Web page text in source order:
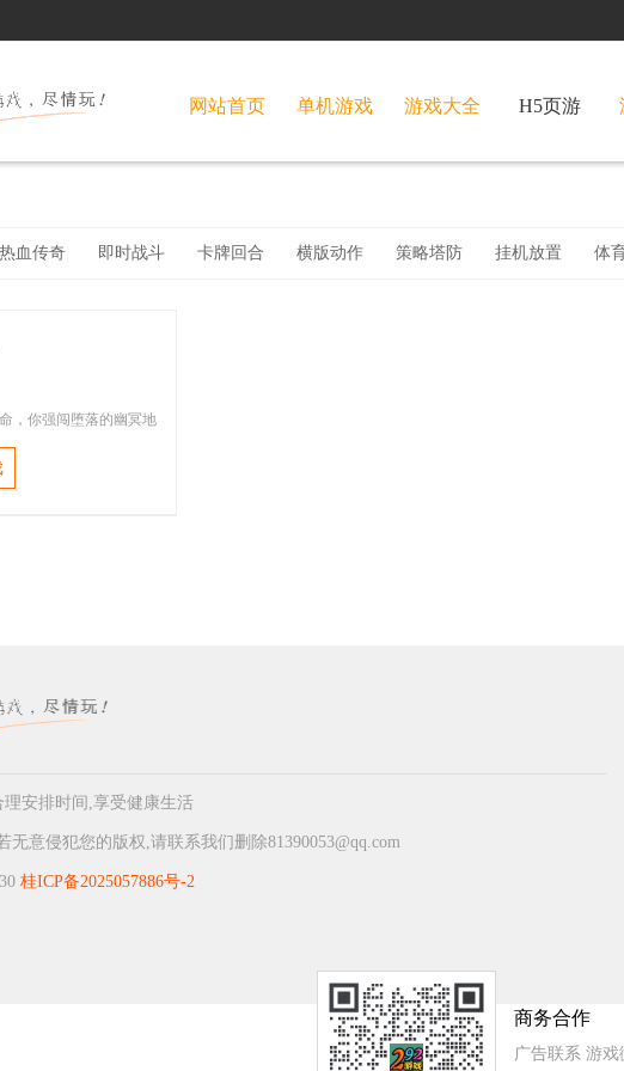
网站首页 单机游戏 游戏大全 H5页游
热血传奇 即时战斗 卡牌回合 横版动作 策略塔防 挂机放置 体
，你强闯堕落的幽冥地
残破《生死簿》刻下禁
了沉沦的地藏菩萨，获
安排时间,享受健康生活
意侵犯您的版权,请联系我们删除81390053@qq.com
桂ICP备2025057886号-2
商务合作
广告联系 游